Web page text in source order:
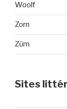
Woolf
Zorn
Zürn
Sites